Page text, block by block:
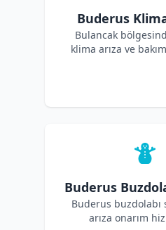
Buderus
Bulancak
klima arıza ve
Buderus
Buderus buzdolabı
arıza onarım